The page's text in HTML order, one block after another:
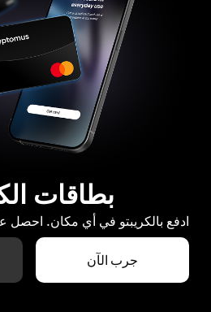
بطاقات
ادفع بالكريبتو في أي مكان. احصل على
جرب الآن